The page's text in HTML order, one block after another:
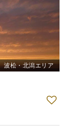
波松・北潟エリア